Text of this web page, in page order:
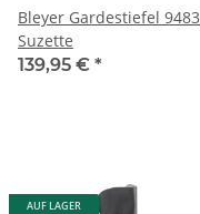
Bleyer Gardestiefel 9483
Suzette
139,95 € *
AUF LAGER